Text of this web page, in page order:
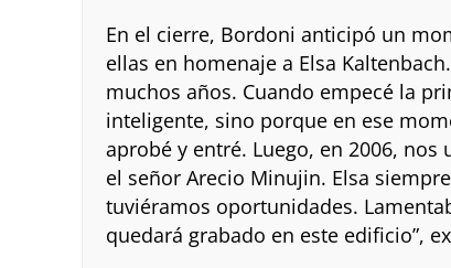
En el cierre, Bordoni anticipó un
ellas en homenaje a Elsa
muchos años. Cuando empecé la
inteligente, sino porque en ese
aprobé y entré. Luego, en 2006,
el señor Arecio Minujin. Elsa
tuviéramos oportunidades.
quedará grabado en este edificio”,